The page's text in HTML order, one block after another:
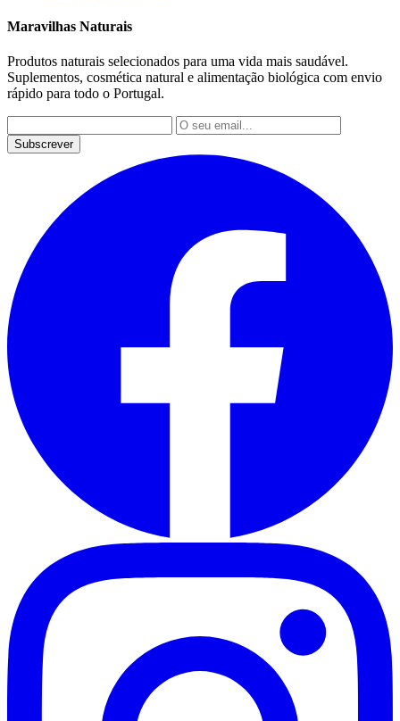
Maravilhas Naturais
Produtos naturais selecionados para uma vida mais saudável.
Suplementos, cosmética natural e alimentação biológica com envio
rápido para todo o Portugal.
Subscrever